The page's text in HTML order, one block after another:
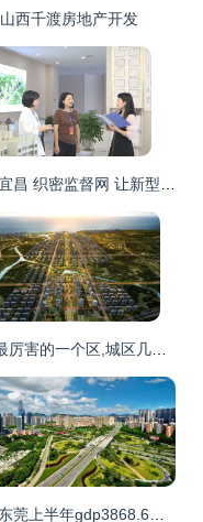
山西千渡房地产开发
镜头 宜昌 织密监督网 让新型腐败和作风问题无处遁形
广西最厉害的一个区,城区几乎没有房地产开发,实力却牛得很
重磅 东莞上半年gdp3868.6亿元,增速7.8